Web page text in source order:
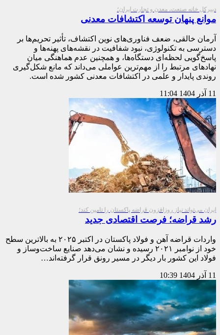
دبیرکل خانه صنعت، معدن و تجارت ایران؛
موانع پنهان توسعه اکتشافات معدنی
آرمان خالقی، ضعف فناوری‌های نوین اکتشاف، تأثیر تحریم‌ها بر
دسترسی به تکنولوژی، نبود شفافیت در نقشه‌های پهنه‌ها و
پاسخ‌گویی لحظه‌ای دستگاه‌ها، و همچنین عدم هماهنگی میان
نهادهای مرتبط را از مهم‌ترین عواملی می‌داند که مانع شکل‌گیری
روندی پایدار و علمی در اکتشافات معدنی کشور شده است.
11 آذر 1404 11:04
ایران می‌تواند نیاز روزافزون قراضه پاکستان را تامین کند؛
رشد قراضه؛ فرصت اقتصادی جدید
واردات قراضه آهن و فولاد پاکستان در اکتبر ۲۰۲۵ به بالاترین سطح
خود از نوامبر ۲۰۲۱ رسیده و نشان می‌دهد صنایع ساخت‌وساز و
فولاد این کشور بار دیگر در مسیر رونق قرار گرفته‌اند…
11 آذر 1404 10:39